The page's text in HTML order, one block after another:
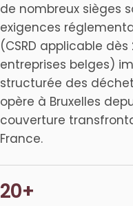
de nombreux sièges
exigences
(CSRD applicable
entreprises belges)
structurée des
opère à Bruxelles
couverture
France.
20+